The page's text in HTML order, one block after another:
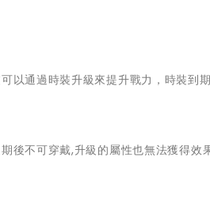
以通過時裝升級來提升戰力，時裝到
後不可穿戴,升級的屬性也無法獲得效